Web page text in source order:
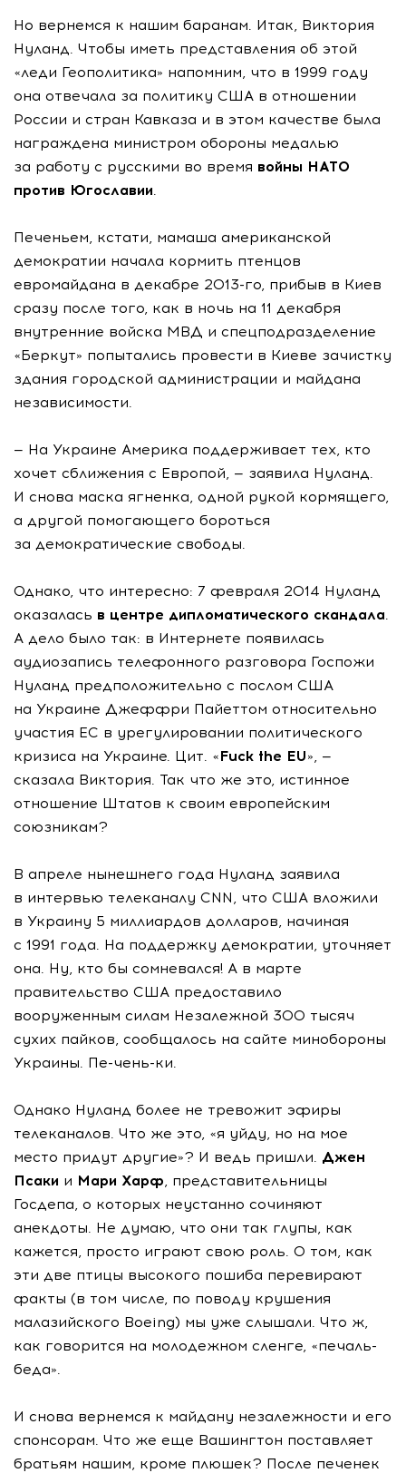
Но вернемся к нашим баранам. Итак, Виктория
Нуланд. Чтобы иметь представления об этой
«леди Геополитика» напомним, что в 1999 году
она отвечала за политику США в отношении
России и стран Кавказа и в этом качестве была
награждена министром обороны медалью
за работу с русскими во время войны НАТО
против Югославии.
Печеньем, кстати, мамаша американской
демократии начала кормить птенцов
евромайдана в декабре 2013-го, прибыв в Киев
сразу после того, как в ночь на 11 декабря
внутренние войска МВД и спецподразделение
«Беркут» попытались провести в Киеве зачистку
здания городской администрации и майдана
независимости.
— На Украине Америка поддерживает тех, кто
хочет сближения с Европой, — заявила Нуланд.
И снова маска ягненка, одной рукой кормящего,
а другой помогающего бороться
за демократические свободы.
Однако, что интересно: 7 февраля 2014 Нуланд
оказалась в центре дипломатического скандала.
А дело было так: в Интернете появилась
аудиозапись телефонного разговора Госпожи
Нуланд предположительно с послом США
на Украине Джеффри Пайеттом относительно
участия ЕС в урегулировании политического
кризиса на Украине. Цит. «Fuck the EU», —
сказала Виктория. Так что же это, истинное
отношение Штатов к своим европейским
союзникам?
В апреле нынешнего года Нуланд заявила
в интервью телеканалу CNN, что США вложили
в Украину 5 миллиардов долларов, начиная
с 1991 года. На поддержку демократии, уточняет
она. Ну, кто бы сомневался! А в марте
правительство США предоставило
вооруженным силам Незалежной 300 тысяч
сухих пайков, сообщалось на сайте минобороны
Украины. Пе-чень-ки.
Однако Нуланд более не тревожит эфиры
телеканалов. Что же это, «я уйду, но на мое
место придут другие»? И ведь пришли. Джен
Псаки и Мари Харф, представительницы
Госдепа, о которых неустанно сочиняют
анекдоты. Не думаю, что они так глупы, как
кажется, просто играют свою роль. О том, как
эти две птицы высокого пошиба перевирают
факты (в том числе, по поводу крушения
малазийского Boeing) мы уже слышали. Что ж,
как говорится на молодежном сленге, «печаль-
беда».
И снова вернемся к майдану незалежности и его
спонсорам. Что же еще Вашингтон поставляет
братьям нашим, кроме плюшек? После печенек